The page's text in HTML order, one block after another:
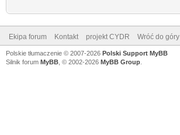
Ekipa forum Kontakt projekt CYDR Wróć do góry
Polskie tłumaczenie © 2007-2026 Polski Support MyBB
Silnik forum MyBB , © 2002-2026 MyBB Group